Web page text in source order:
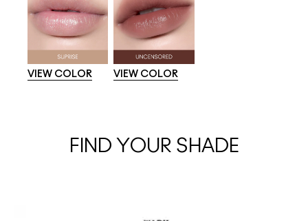
VIEW COLOR VIEW COLOR
FIND YOUR SHADE